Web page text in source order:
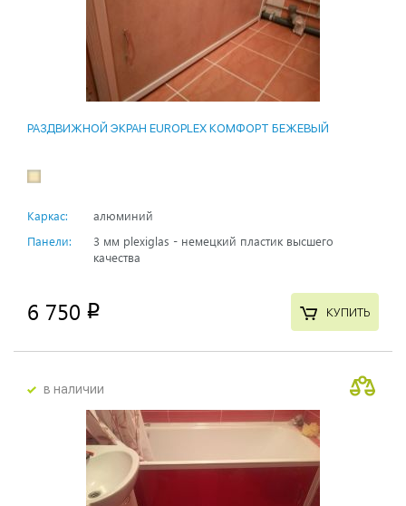
РАЗДВИЖНОЙ ЭКРАН EUROPLEX КОМФОРТ БЕЖЕВЫЙ
Каркас:
алюминий
Панели:
3 мм plexiglas - немецкий пластик высшего
качества
6 750 p КУПИТЬ
в наличии